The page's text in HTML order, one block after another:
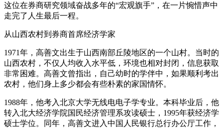
这位在券商研究领域奋战多年的“宏观旗手”，在一片惋惜声中
走完了人生最后一程。
从山西农村到券商首席经济学家
1971年，高善文出生于山西南部丘陵地区的一个山村。当时的
山西农村，不仅人均收入水平低，环境也相对封闭，信息获取
非常困难。高善文曾指出，自己幼时的学伴中，如果顺利考出
农村，他们身上多少都会有些朴素的家国情怀。
1988年，他考入北京大学无线电电子学专业。本科毕业后，他
转入北大经济学院国民经济管理系攻读硕士，1995年获经济学
硕士学位。同年，高善文进入中国人民银行总行办公厅工作，